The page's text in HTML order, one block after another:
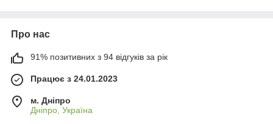
Про нас
91% позитивних з 94 відгуків за рік
Працює з 24.01.2023
м. Дніпро
Дніпро, Україна